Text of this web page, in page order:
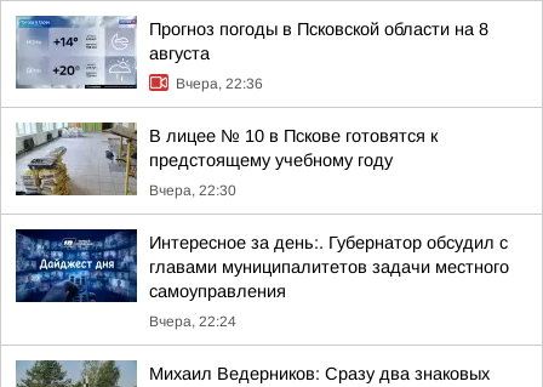
Прогноз погоды в Псковской области на 8
августа
Вчера, 22:36
В лицее № 10 в Пскове готовятся к
предстоящему учебному году
Вчера, 22:30
Интересное за день:. Губернатор обсудил с
главами муниципалитетов задачи местного
самоуправления
Вчера, 22:24
Михаил Ведерников: Сразу два знаковых